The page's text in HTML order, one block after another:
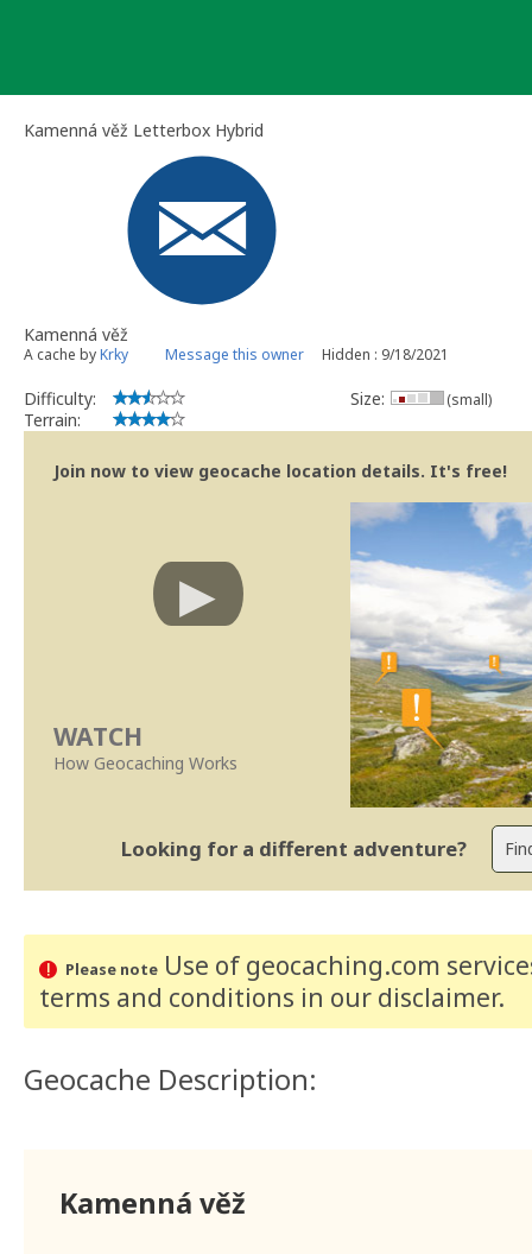
Kamenná věž Letterbox Hybrid
Kamenná věž
A cache byKrky Message this owner Hidden : 9/18/2021
Difficulty:
Terrain:
Size: (small)
Join now to view geocache location details. It's free!
WATCH
How Geocaching Works
Looking for a different adventure?
Please noteUse of geocaching.com
terms and conditions in our disclaimer.
Geocache Description:
Kamenná věž